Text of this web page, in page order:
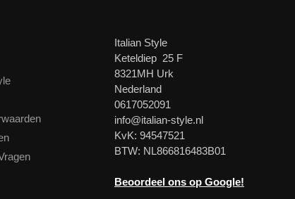
Italian Style
Keteldiep 25 F
8321MH Urk
Nederland
0617052091
info@italian-style.nl
KvK: 94547521
BTW: NL866816483B01
Beoordeel ons op Google!